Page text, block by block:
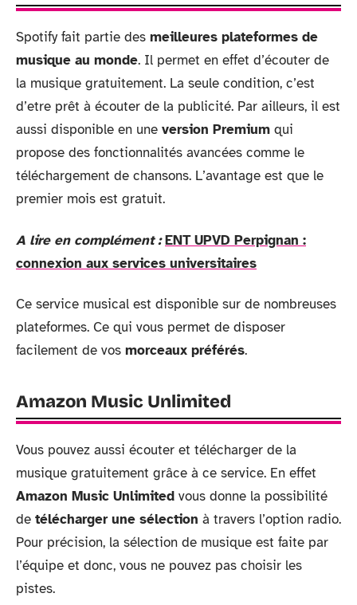
Spotify fait partie des meilleures plateformes de
musique au monde. Il permet en effet d’écouter de
la musique gratuitement. La seule condition, c’est
d’etre prêt à écouter de la publicité. Par ailleurs, il est
aussi disponible en une version Premium qui
propose des fonctionnalités avancées comme le
téléchargement de chansons. L’avantage est que le
premier mois est gratuit.
A lire en complément : ENT UPVD Perpignan :
connexion aux services universitaires
Ce service musical est disponible sur de nombreuses
plateformes. Ce qui vous permet de disposer
facilement de vos morceaux préférés.
Amazon Music Unlimited
Vous pouvez aussi écouter et télécharger de la
musique gratuitement grâce à ce service. En effet
Amazon Music Unlimited vous donne la possibilité
de télécharger une sélection à travers l’option radio.
Pour précision, la sélection de musique est faite par
l’équipe et donc, vous ne pouvez pas choisir les
pistes.